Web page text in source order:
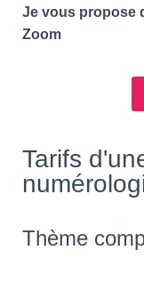
Je vous propose
Zoom
Tarifs
Thème